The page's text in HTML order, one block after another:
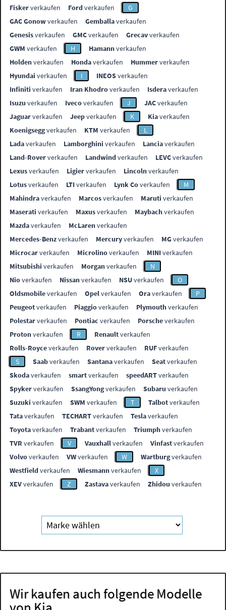
Fiskerverkaufen Fordverkaufen
G
GAC Gonowverkaufen Gemballaverkaufen
Genesisverkaufen GMCverkaufen Grecavverkaufen
GWM verkaufen H Hamannverkaufen
Holdenverkaufen Hondaverkaufen Hummerverkaufen
Hyundai verkaufen I INEOSverkaufen
Infiniti verkaufen Iran Khodroverkaufen Isderaverkaufen
Isuzu verkaufen Ivecoverkaufen J JACverkaufen
Jaguarverkaufen Jeepverkaufen K Kiaverkaufen
Koenigseggverkaufen KTM verkaufen
L
Ladaverkaufen Lamborghini verkaufen Lanciaverkaufen
Land-Roververkaufen Landwindverkaufen LEVCverkaufen
Lexusverkaufen Ligierverkaufen Lincolnverkaufen
Lotusverkaufen LTIverkaufen Lynk Coverkaufen
M
Mahindraverkaufen Marcosverkaufen Maruti verkaufen
Maserati verkaufen Maxusverkaufen Maybachverkaufen
Mazdaverkaufen McLarenverkaufen
Mercedes-Benzverkaufen Mercuryverkaufen MGverkaufen
Microcarverkaufen Microlinoverkaufen MINIverkaufen
Mitsubishi verkaufen Morganverkaufen
N
Nioverkaufen Nissanverkaufen NSUverkaufen
O
Oldsmobileverkaufen Opelverkaufen Oraverkaufen
P
Peugeotverkaufen Piaggioverkaufen Plymouthverkaufen
Polestarverkaufen Pontiac verkaufen Porscheverkaufen
Protonverkaufen R Renaultverkaufen
Rolls-Royceverkaufen Roververkaufen RUFverkaufen
S
Saabverkaufen Santanaverkaufen Seatverkaufen
Skodaverkaufen smartverkaufen speedARTverkaufen
Spykerverkaufen SsangYongverkaufen Subaru verkaufen
Suzuki verkaufen SWM verkaufen T Talbotverkaufen
Tataverkaufen TECHARTverkaufen Teslaverkaufen
Toyotaverkaufen Trabantverkaufen Triumphverkaufen
TVR verkaufen V Vauxhallverkaufen Vinfastverkaufen
Volvoverkaufen VWverkaufen W Wartburgverkaufen
Westfieldverkaufen Wiesmannverkaufen
X
XEVverkaufen Z Zastavaverkaufen Zhidou verkaufen
Wir kaufen auch folgende Modelle